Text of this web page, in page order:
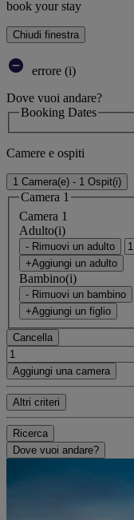
book your stay
Chiudi finestra
errore (i)
Dove vuoi andare?
Booking Dates
Camere e ospiti
1 Camera(e) - 1 Ospit(i)
Camera 1
Camera 1
Adulto(i)
- Rimuovi un adulto
+Aggiungi un adulto
Bambino(i)
- Rimuovi un bambino
+Aggiungi un figlio
Cancella
Aggiungi una camera
Altri criteri
Ricerca
Dove vuoi andare?